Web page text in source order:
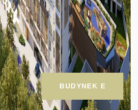
BUDYNEK E